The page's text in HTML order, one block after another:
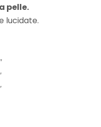
pelle.
lucidate.